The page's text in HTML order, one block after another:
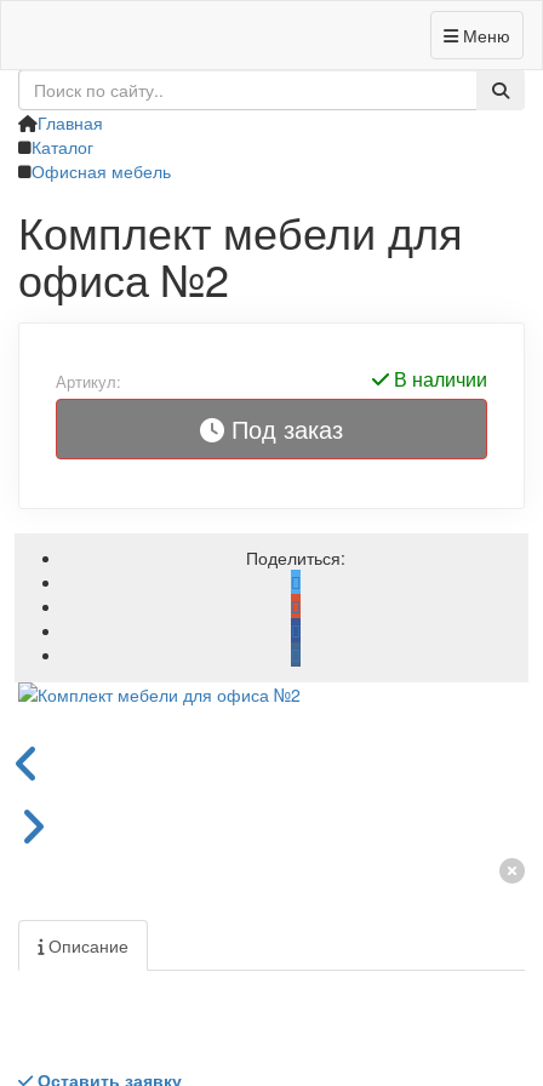
Меню
Главная
Каталог
Офисная мебель
Комплект мебели для
офиса №2
Артикул: В наличии
Под заказ
Поделиться:
Описание
Оставить заявку